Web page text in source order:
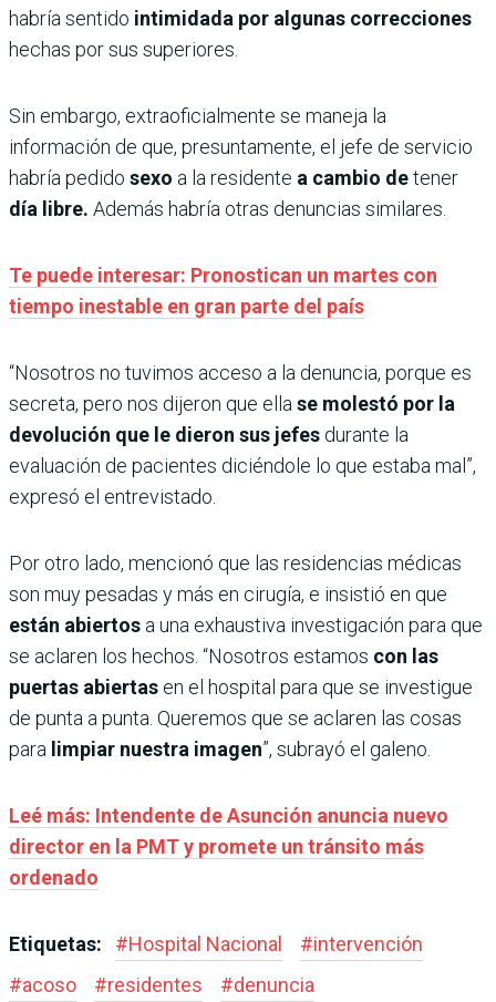
habría sentido intimidada por algunas correcciones
hechas por sus superiores.
Sin embargo, extraoficialmente se maneja la
información de que, presuntamente, el jefe de servicio
habría pedido sexo a la residente a cambio detener
día libre. Además habría otras denuncias similares.
Te puede interesar: Pronostican un martes con
tiempo inestable en gran parte del país
“Nosotros no tuvimos acceso a la denuncia, porque es
secreta, pero nos dijeron que ella se molestó por la
devolución que le dieron sus jefes durante la
evaluación de pacientes diciéndole lo que estaba mal”,
expresó el entrevistado.
Por otro lado, mencionó que las residencias médicas
son muy pesadas y más en cirugía, e insistió en que
están abiertos a una exhaustiva investigación para que
se aclaren los hechos. “Nosotros estamos con las
puertas abiertas en el hospital para que se investigue
de punta a punta. Queremos que se aclaren las cosas
para limpiar nuestra imagen”, subrayó el galeno.
Leé más: Intendente de Asunción anuncia nuevo
director en la PMT y promete un tránsito más
ordenado
Etiquetas: #Hospital Nacional #intervención
#acoso #residentes #denuncia